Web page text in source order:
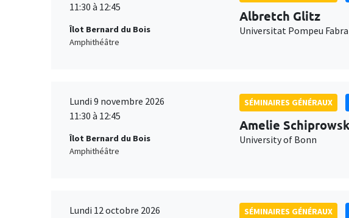
11:30 à 12:45
Îlot Bernard du Bois
Amphithéâtre
Albretch Glitz
Universitat Pompeu Fabra
Lundi 9 novembre 2026
11:30 à 12:45
Îlot Bernard du Bois
Amphithéâtre
SÉMINAIRES GÉNÉRAUX
Amelie
University of Bonn
Lundi 12 octobre 2026
SÉMINAIRES GÉNÉRAUX